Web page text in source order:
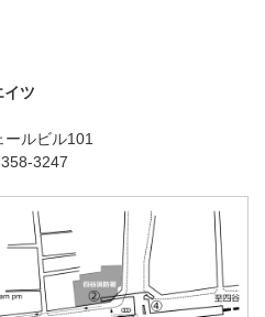
ツ
ールビル101
3247